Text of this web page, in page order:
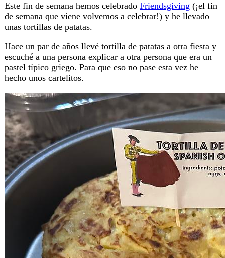
Este fin de semana hemos celebrado Friendsgiving (¡el fin
de semana que viene volvemos a celebrar!) y he llevado
unas tortillas de patatas.
Hace un par de años llevé tortilla de patatas a otra fiesta y
escuché a una persona explicar a otra persona que era un
pastel típico griego. Para que eso no pase esta vez he
hecho unos cartelitos.